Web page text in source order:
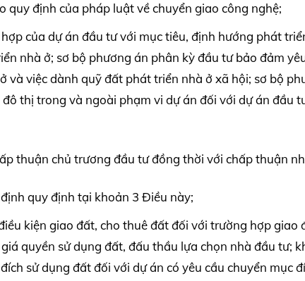
quy định của pháp luật về chuyển giao công nghệ;
của dự án đầu tư với mục tiêu, định hướng phát
nhà ở; sơ bộ phương án phân kỳ đầu tư bảo đảm
và việc dành quỹ đất phát triển nhà ở xã hội; sơ bộ
thị trong và ngoài phạm vi dự án đối với dự án đầu
thuận chủ trương đầu tư đồng thời với chấp thuận
quy định tại khoản 3 Điều này;
kiện giao đất, cho thuê đất đối với trường hợp giao
quyền sử dụng đất, đấu thầu lựa chọn nhà đầu tư;
sử dụng đất đối với dự án có yêu cầu chuyển mục